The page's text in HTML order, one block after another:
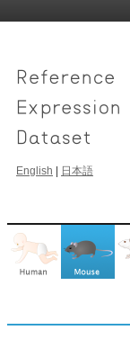
English 日本語